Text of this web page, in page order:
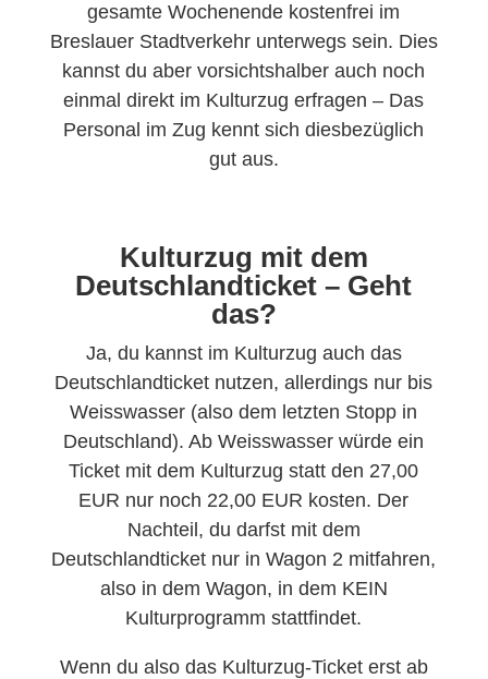
gesamte Wochenende kostenfrei im
Breslauer Stadtverkehr unterwegs sein. Dies
kannst du aber vorsichtshalber auch noch
einmal direkt im Kulturzug erfragen – Das
Personal im Zug kennt sich diesbezüglich
gut aus.
Kulturzug mit dem
Deutschlandticket – Geht
das?
Ja, du kannst im Kulturzug auch das
Deutschlandticket nutzen, allerdings nur bis
Weisswasser (also dem letzten Stopp in
Deutschland). Ab Weisswasser würde ein
Ticket mit dem Kulturzug statt den 27,00
EUR nur noch 22,00 EUR kosten. Der
Nachteil, du darfst mit dem
Deutschlandticket nur in Wagon 2 mitfahren,
also in dem Wagon, in dem KEIN
Kulturprogramm stattfindet.
Wenn du also das Kulturzug-Ticket erst ab